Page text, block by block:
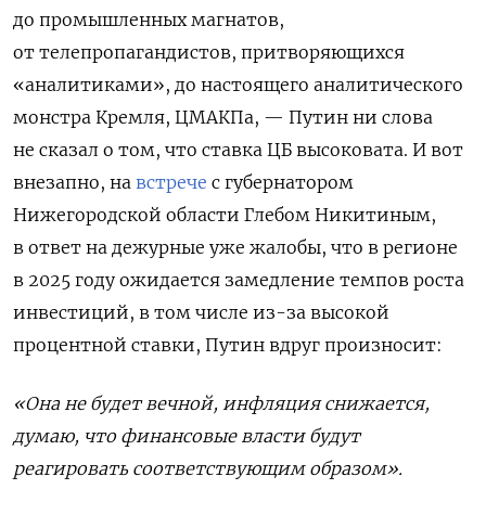
до промышленных магнатов,
от телепропагандистов, притворяющихся
«аналитиками», до настоящего аналитического
монстра Кремля, ЦМАКПа, — Путин ни слова
не сказал о том, что ставка ЦБ высоковата. И вот
внезапно, на встрече с губернатором
Нижегородской области Глебом Никитиным,
в ответ на дежурные уже жалобы, что в регионе
в 2025 году ожидается замедление темпов роста
инвестиций, в том числе из-за высокой
процентной ставки, Путин вдруг произносит:
«Она не будет вечной, инфляция снижается,
думаю, что финансовые власти будут
реагировать соответствующим образом».